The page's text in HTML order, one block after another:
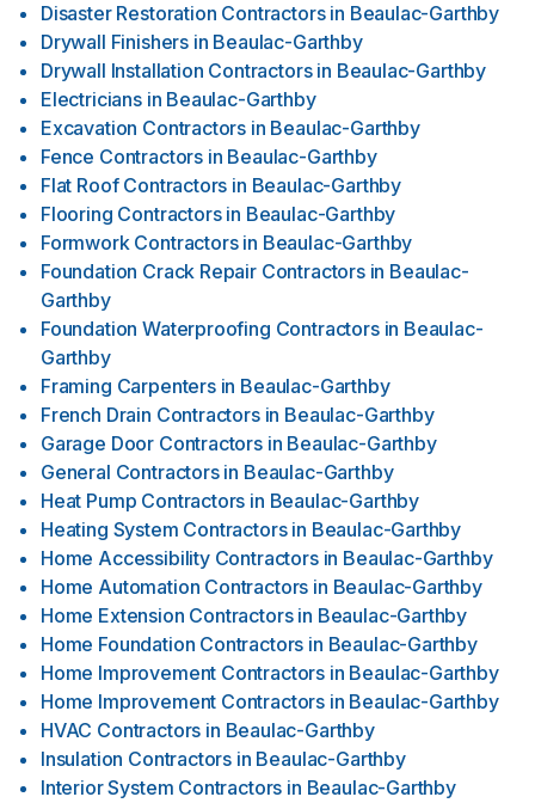
Disaster Restoration Contractors in Beaulac-Garthby
Drywall Finishers in Beaulac-Garthby
Drywall Installation Contractors in Beaulac-Garthby
Electricians in Beaulac-Garthby
Excavation Contractors in Beaulac-Garthby
Fence Contractors in Beaulac-Garthby
Flat Roof Contractors in Beaulac-Garthby
Flooring Contractors in Beaulac-Garthby
Formwork Contractors in Beaulac-Garthby
Foundation Crack Repair Contractors in Beaulac-
Garthby
Foundation Waterproofing Contractors in Beaulac-
Garthby
Framing Carpenters in Beaulac-Garthby
French Drain Contractors in Beaulac-Garthby
Garage Door Contractors in Beaulac-Garthby
General Contractors in Beaulac-Garthby
Heat Pump Contractors in Beaulac-Garthby
Heating System Contractors in Beaulac-Garthby
Home Accessibility Contractors in Beaulac-Garthby
Home Automation Contractors in Beaulac-Garthby
Home Extension Contractors in Beaulac-Garthby
Home Foundation Contractors in Beaulac-Garthby
Home Improvement Contractors in Beaulac-Garthby
Home Improvement Contractors in Beaulac-Garthby
HVAC Contractors in Beaulac-Garthby
Insulation Contractors in Beaulac-Garthby
Interior System Contractors in Beaulac-Garthby